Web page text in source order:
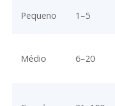
Pequeno 1–5
Médio 6–20